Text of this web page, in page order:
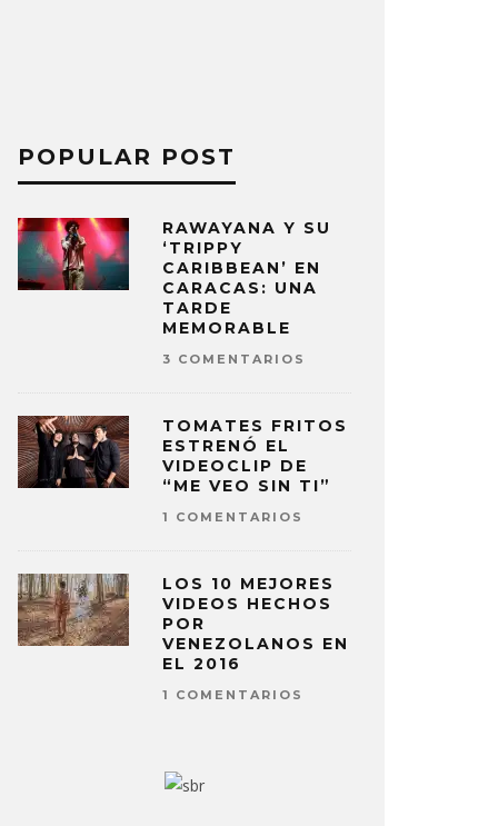
POPULAR POST
RAWAYANA Y SU
‘TRIPPY
CARIBBEAN’ EN
CARACAS: UNA
TARDE
MEMORABLE
3 COMENTARIOS
TOMATES FRITOS
ESTRENÓ EL
VIDEOCLIP DE
“ME VEO SIN TI”
1 COMENTARIOS
LOS 10 MEJORES
VIDEOS HECHOS
POR
VENEZOLANOS EN
EL 2016
1 COMENTARIOS